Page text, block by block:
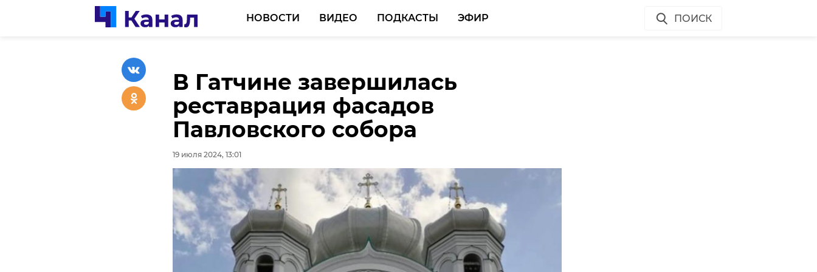
НОВОСТИ ВИДЕО ПОДКАСТЫ ЭФИР ПОИСК
В Гатчине завершилась
реставрация фасадов
Павловского собора
19 июля 2024, 13:01
В Кировске мигрант растлил
девочку-подростка
19 июля 2024, 12:37
В садоводстве Всеволожского
района задержали женщину с
наркотиками в рюкзаке
19 июля 2024, 12:18